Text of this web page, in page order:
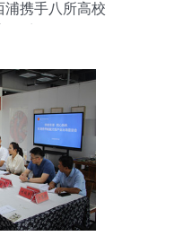
浦携手八所高校